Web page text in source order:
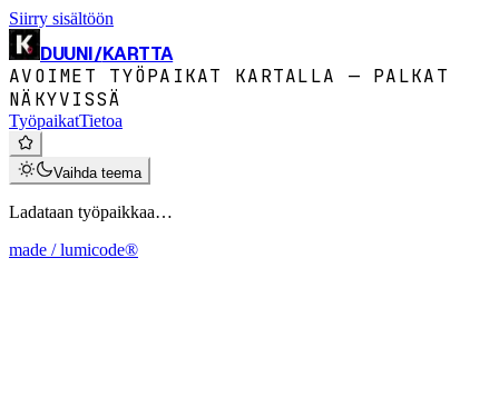
Siirry sisältöön
DUUNI/KARTTA
AVOIMET TYÖPAIKAT KARTALLA — PALKAT
NÄKYVISSÄ
TyöpaikatTietoa
Vaihda teema
Ladataan työpaikkaa…
made / lumicode®